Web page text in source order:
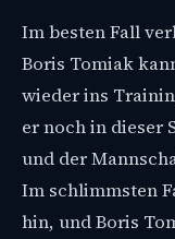
Im besten Fall
Boris Tomiak
wieder ins
er noch in dieser
und der
Im schlimmsten
hin, und Boris